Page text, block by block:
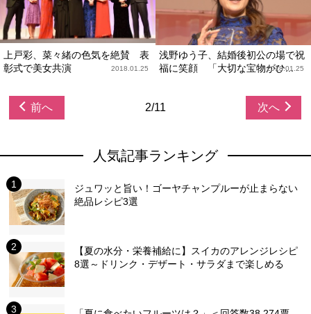
上戸彩、菜々緒の色気を絶賛 表
彰式で美女共演
2018.01.25
浅野ゆう子、結婚後初公の場で祝
福に笑顔 「大切な宝物がひ...
2018.01.25
前へ 2/11 次へ
人気記事ランキング
ジュワッと旨い！ゴーヤチャンプルーが止まらない
絶品レシピ3選
【夏の水分・栄養補給に】スイカのアレンジレシピ
8選～ドリンク・デザート・サラダまで楽しめる